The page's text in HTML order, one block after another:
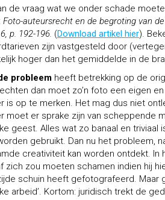
de vraag wat we onder schade
Foto-auteursrecht en de begroting van
p. 192-196. (Download artikel hier).
zijn vastgesteld door
hoger dan het gemiddelde in de
probleem heeft betrekking op de
dan moet zo’n foto een eigen
is op te merken. Het mag dus niet
moet er sprake zijn van scheppende
geest. Alles wat zo banaal en
gebruikt. Dan nu het probleem,
creativiteit kan worden ontdekt.
zich zou moeten schamen indien hij
schuin heeft gefotografeerd. Maar
arbeid’. Kortom: juridisch trekt de